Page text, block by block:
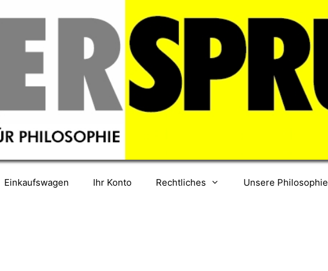
Einkaufswagen Ihr Konto Rechtliches Unsere Philosophie